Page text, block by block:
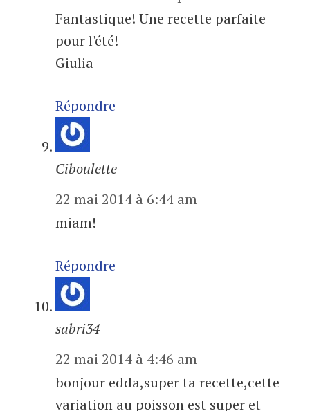
Fantastique! Une recette parfaite
pour l'été!
Giulia
Répondre
Ciboulette
22 mai 2014 à 6:44 am
miam!
Répondre
sabri34
22 mai 2014 à 4:46 am
bonjour edda,super ta recette,cette
variation au poisson est super et